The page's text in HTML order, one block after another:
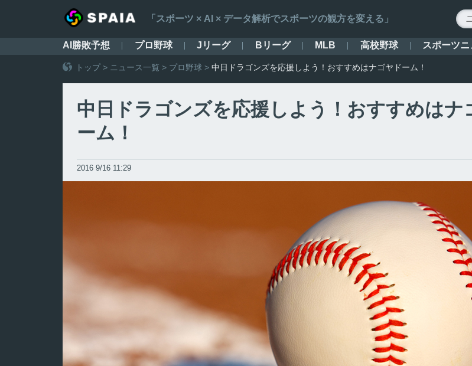
「スポーツ × AI × データ解析でスポーツの観方を変える」
AI勝敗予想 プロ野球 Jリーグ Bリーグ MLB 高校野球 スポーツニ
トップ> ニュース一覧 > プロ野球 > 中日ドラゴンズを応援しよう！おすすめはナゴヤドーム！
中日ドラゴンズを応援しよう！おすすめはナ
ーム！
2016 9/16 11:29